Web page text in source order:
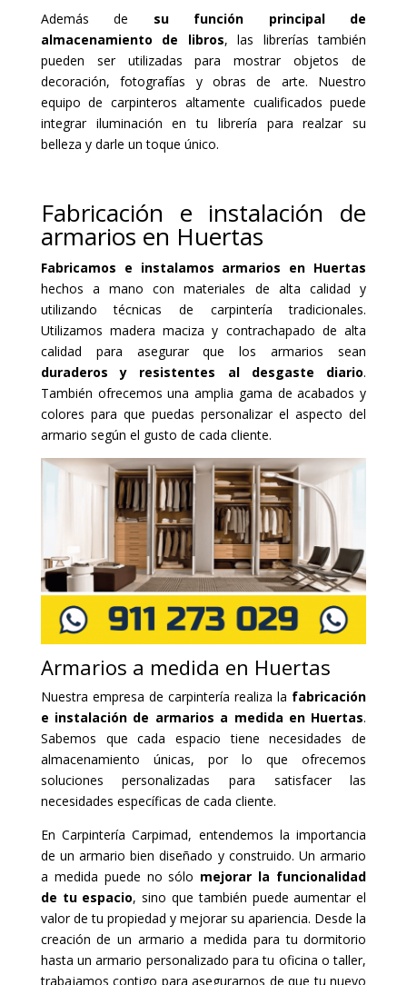
Además de su función principal de
almacenamiento de libros, las librerías también
pueden ser utilizadas para mostrar objetos de
decoración, fotografías y obras de arte. Nuestro
equipo de carpinteros altamente cualificados puede
integrar iluminación en tu librería para realzar su
belleza y darle un toque único.
Fabricación e instalación de
armarios en Huertas
Fabricamos e instalamos armarios en Huertas
hechos a mano con materiales de alta calidad y
utilizando técnicas de carpintería tradicionales.
Utilizamos madera maciza y contrachapado de alta
calidad para asegurar que los armarios sean
duraderos y resistentes al desgaste diario.
También ofrecemos una amplia gama de acabados y
colores para que puedas personalizar el aspecto del
armario según el gusto de cada cliente.
Armarios a medida en Huertas
Nuestra empresa de carpintería realiza la fabricación
e instalación de armarios a medida en Huertas.
Sabemos que cada espacio tiene necesidades de
almacenamiento únicas, por lo que ofrecemos
soluciones personalizadas para satisfacer las
necesidades específicas de cada cliente.
En Carpintería Carpimad, entendemos la importancia
de un armario bien diseñado y construido. Un armario
a medida puede no sólo mejorar la funcionalidad
de tu espacio, sino que también puede aumentar el
valor de tu propiedad y mejorar su apariencia. Desde la
creación de un armario a medida para tu dormitorio
hasta un armario personalizado para tu oficina o taller,
trabajamos contigo para asegurarnos de que tu nuevo